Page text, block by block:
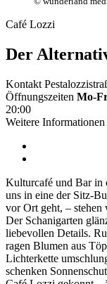
Café Lozzi
Der
Kontakt
Öffnungszeiten Mo-
20:00
Weitere Informationen
Kulturcafé und Bar in
uns in eine der Sitz-
vor Ort geht, – stehen
Der Schanigarten
liebevollen Details.
ragen Blumen aus
Lichterkette
schenken